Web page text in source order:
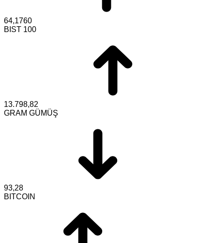
64,1760
BIST 100
13.798,82
GRAM GÜMÜŞ
93,28
BITCOIN